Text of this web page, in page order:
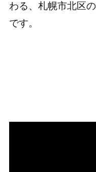
わる、札幌市北区
です。